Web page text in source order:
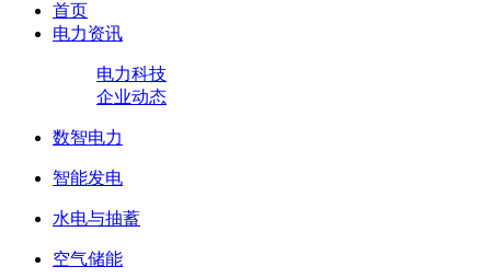
首页
电力资讯
电力科技
企业动态
数智电力
智能发电
水电与抽蓄
空气储能